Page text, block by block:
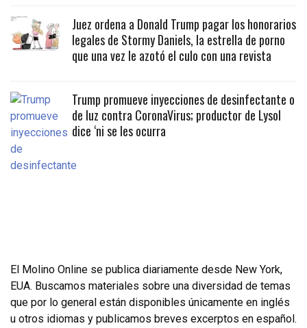
Juez ordena a Donald Trump pagar los honorarios
legales de Stormy Daniels, la estrella de porno
que una vez le azotó el culo con una revista
Trump promueve inyecciones de desinfectante o
de luz contra CoronaVirus; productor de Lysol
dice ‘ni se les ocurra
El Molino Online se publica diariamente desde New York,
EUA. Buscamos materiales sobre una diversidad de temas
que por lo general están disponibles únicamente en inglés
u otros idiomas y publicamos breves excerptos en español.